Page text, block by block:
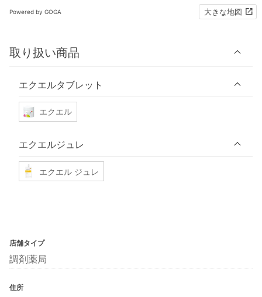
Powered by GOGA 大きな地図
取り扱い商品
エクエルタブレット
エクエル
エクエルジュレ
エクエル ジュレ
店舗タイプ
調剤薬局
住所